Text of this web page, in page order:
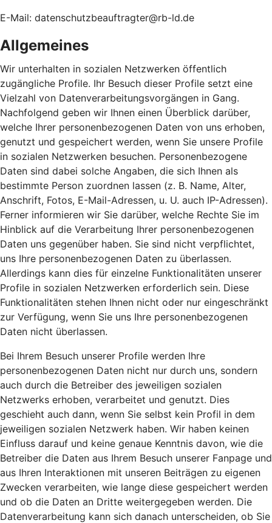
E-Mail: datenschutzbeauftragter@rb-ld.de
Allgemeines
Wir unterhalten in sozialen Netzwerken öffentlich
zugängliche Profile. Ihr Besuch dieser Profile setzt eine
Vielzahl von Datenverarbeitungsvorgängen in Gang.
Nachfolgend geben wir Ihnen einen Überblick darüber,
welche Ihrer personenbezogenen Daten von uns erhoben,
genutzt und gespeichert werden, wenn Sie unsere Profile
in sozialen Netzwerken besuchen. Personenbezogene
Daten sind dabei solche Angaben, die sich Ihnen als
bestimmte Person zuordnen lassen (z. B. Name, Alter,
Anschrift, Fotos, E-Mail-Adressen, u. U. auch IP-Adressen).
Ferner informieren wir Sie darüber, welche Rechte Sie im
Hinblick auf die Verarbeitung Ihrer personenbezogenen
Daten uns gegenüber haben. Sie sind nicht verpflichtet,
uns Ihre personenbezogenen Daten zu überlassen.
Allerdings kann dies für einzelne Funktionalitäten unserer
Profile in sozialen Netzwerken erforderlich sein. Diese
Funktionalitäten stehen Ihnen nicht oder nur eingeschränkt
zur Verfügung, wenn Sie uns Ihre personenbezogenen
Daten nicht überlassen.
Bei Ihrem Besuch unserer Profile werden Ihre
personenbezogenen Daten nicht nur durch uns, sondern
auch durch die Betreiber des jeweiligen sozialen
Netzwerks erhoben, verarbeitet und genutzt. Dies
geschieht auch dann, wenn Sie selbst kein Profil in dem
jeweiligen sozialen Netzwerk haben. Wir haben keinen
Einfluss darauf und keine genaue Kenntnis davon, wie die
Betreiber die Daten aus Ihrem Besuch unserer Fanpage und
aus Ihren Interaktionen mit unseren Beiträgen zu eigenen
Zwecken verarbeiten, wie lange diese gespeichert werden
und ob die Daten an Dritte weitergegeben werden. Die
Datenverarbeitung kann sich danach unterscheiden, ob Sie